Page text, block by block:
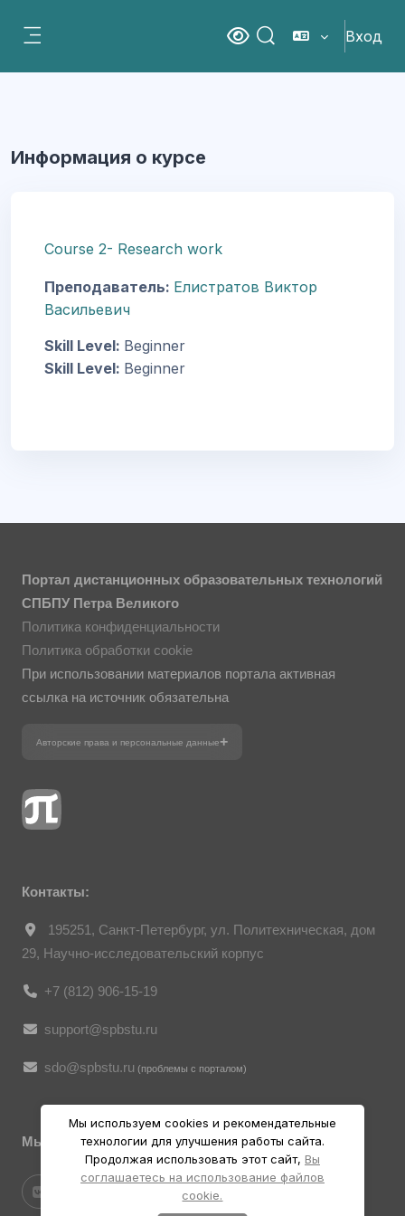
Версия для
Изменить данные
Вход
Информация о курсе
Course 2- Research work
Преподаватель: Елистратов Виктор
Васильевич
Skill Level: Beginner
Skill Level: Beginner
Портал дистанционных образовательных технологий
СПБПУ Петра Великого
Политика конфиденциальности
Политика обработки cookie
При использовании материалов портала активная
ссылка на источник обязательна
Авторские права и персональные данные
Фотографии размещены с согласия
о персональных данных. Согласно
гражданина», все фотоматериалы
Контакты:
195251, Санкт-Петербург, ул. Политехническая, дом
29, Научно-исследовательский корпус
+7 (812) 906-15-19
support@spbstu.ru
sdo@spbstu.ru (проблемы с порталом)
Мы в социальных ресурсах
Мы используем cookies и рекомендательные
технологии для улучшения работы сайта.
Продолжая использовать этот сайт, Вы
соглашаетесь на использование файлов
cookie.